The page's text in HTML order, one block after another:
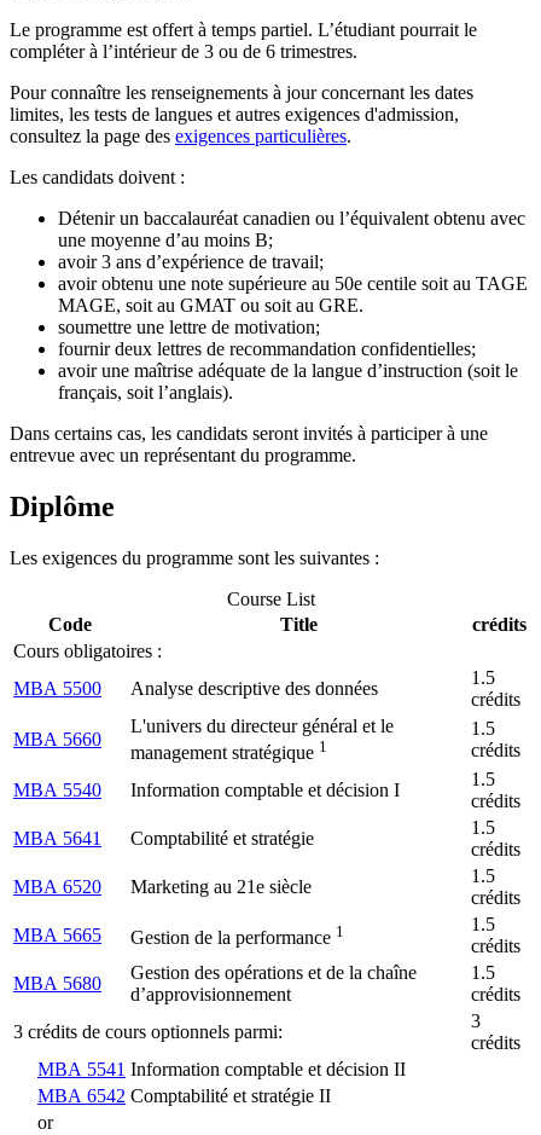
Le programme est offert à temps partiel. L’étudiant pourrait le
compléter à l’intérieur de 3 ou de 6 trimestres.
Pour connaître les renseignements à jour concernant les dates
limites, les tests de langues et autres exigences d'admission,
consultez la page des exigences particulières.
Les candidats doivent :
Détenir un baccalauréat canadien ou l’équivalent obtenu avec
une moyenne d’au moins B;
avoir 3 ans d’expérience de travail;
avoir obtenu une note supérieure au 50e centile soit au TAGE
MAGE, soit au GMAT ou soit au GRE.
soumettre une lettre de motivation;
fournir deux lettres de recommandation confidentielles;
avoir une maîtrise adéquate de la langue d’instruction (soit le
français, soit l’anglais).
Dans certains cas, les candidats seront invités à participer à une
entrevue avec un représentant du programme.
Diplôme
Les exigences du programme sont les suivantes :
Course List
Code
Title
crédits
Cours obligatoires :
MBA 5500
Analyse descriptive des données
1.5
crédits
MBA 5660
L'univers du directeur général et le
management stratégique 1
1.5
crédits
MBA 5540
Information comptable et décision I
1.5
crédits
MBA 5641
Comptabilité et stratégie
1.5
crédits
MBA 6520
Marketing au 21e siècle
1.5
crédits
MBA 5665
Gestion de la performance 1
1.5
crédits
MBA 5680
Gestion des opérations et de la chaîne
d’approvisionnement
1.5
crédits
3 crédits de cours optionnels parmi:
3
crédits
MBA 5541 Information comptable et décision II
MBA 6542 Comptabilité et stratégie II
or